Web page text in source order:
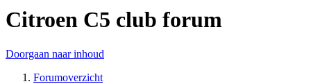
Citroen C5 club forum
Doorgaan naar inhoud
Forumoverzicht